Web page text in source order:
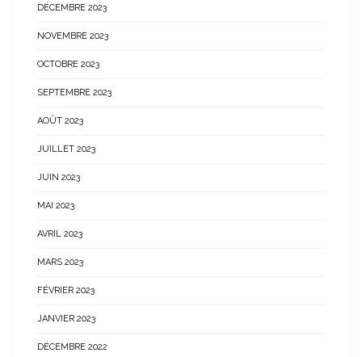
DÉCEMBRE 2023
NOVEMBRE 2023
OCTOBRE 2023
SEPTEMBRE 2023
AOÛT 2023
JUILLET 2023
JUIN 2023
MAI 2023
AVRIL 2023
MARS 2023
FÉVRIER 2023
JANVIER 2023
DÉCEMBRE 2022